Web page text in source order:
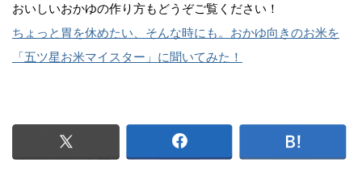
おいしいおかゆの作り方もどうぞご覧ください！
ちょっと胃を休めたい、そんな時にも。おかゆ向きのお米を
「五ツ星お米マイスター」に聞いてみた！